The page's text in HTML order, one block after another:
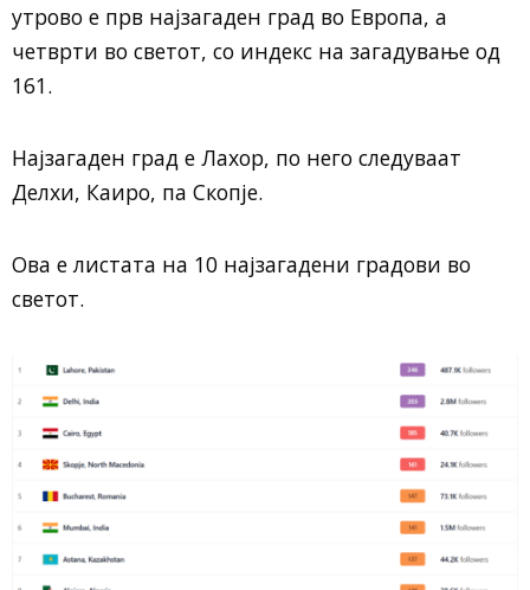
утрово е прв најзагаден град во Европа, а
четврти во светот, со индекс на загадување од
161.
Најзагаден град е Лахор, по него следуваат
Делхи, Каиро, па Скопје.
Ова е листата на 10 најзагадени градови во
светот.